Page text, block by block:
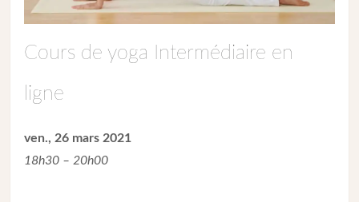
Cours de yoga Intermédiaire en
ligne
ven., 26 mars 2021
18h30 – 20h00